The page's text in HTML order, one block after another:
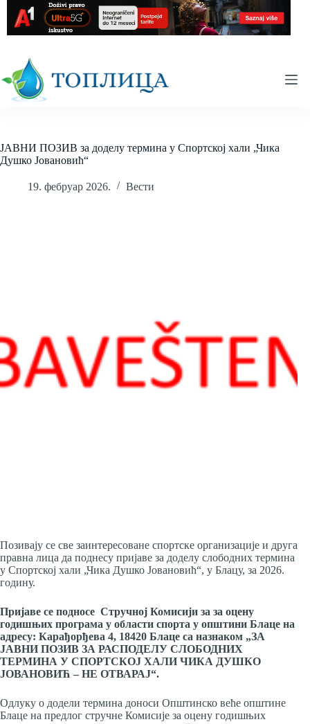
content
ЈАВНИ ПОЗИВ за доделу термина у Спортској хали „Чика
Душко Јовановић“
19. фебруар 2026. Вести
Позивају се све заинтересоване спортске организације и друга
правна лица да поднесу пријаве за доделу слободних термина
у Спортској хали „Чика Душко Јовановић“, у Блацу, за 2026.
годину.
Пријаве се подносе Стручној Комисији за за оцену
годишњих програма у области спорта у општини Блаце на
адресу: Карађорђева 4, 18420 Блаце са назнаком „ЗА
ЈАВНИ ПОЗИВ ЗА РАСПОДЕЛУ СЛОБОДНИХ
ТЕРМИНА У СПОРТСКОЈ ХАЛИ ЧИКА ДУШКО
ЈОВАНОВИЋ – НЕ ОТВАРАЈ“.
Одлуку о додели термина доноси Општинско веће општине
Блаце на предлог стручне Комисије за оцену годишњих